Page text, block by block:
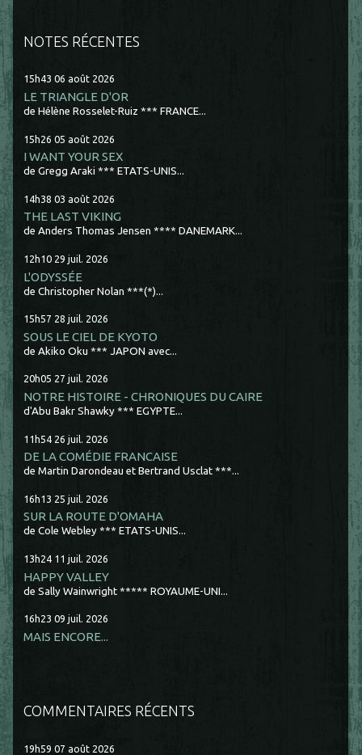
NOTES RÉCENTES
15h43 06 août 2026
LE TRIANGLE D'OR
de Hélène Rosselet-Ruiz *** FRANCE...
15h26 05 août 2026
I WANT YOUR SEX
de Gregg Araki *** ETATS-UNIS...
14h38 03 août 2026
THE LAST VIKING
de Anders Thomas Jensen **** DANEMARK...
12h10 29 juil. 2026
L'ODYSSÉE
de Christopher Nolan ***(*)...
15h57 28 juil. 2026
SOUS LE CIEL DE KYOTO
de Akiko Oku *** JAPON avec...
20h05 27 juil. 2026
NOTRE HISTOIRE - CHRONIQUES DU CAIRE
d'Abu Bakr Shawky *** EGYPTE...
11h54 26 juil. 2026
DE LA COMÉDIE FRANCAISE
de Martin Darondeau et Bertrand Usclat ***...
16h13 25 juil. 2026
SUR LA ROUTE D'OMAHA
de Cole Webley *** ETATS-UNIS...
13h24 11 juil. 2026
HAPPY VALLEY
de Sally Wainwright ***** ROYAUME-UNI...
16h23 09 juil. 2026
MAIS ENCORE...
COMMENTAIRES RÉCENTS
19h59 07 août 2026